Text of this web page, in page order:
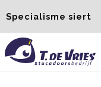
Specialisme siert